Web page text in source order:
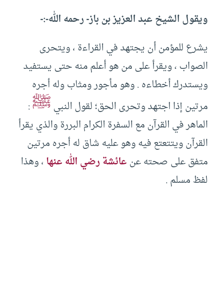
ويقول الشيخ عبد العزيز بن باز- رحمه الله-:-
يشرع للمؤمن أن يجتهد في القراءة ، ويتحرى
الصواب ، ويقرأ على من هو أعلم منه حتى يستفيد
ويستدرك أخطاءه . وهو مأجور ومثاب وله أجره
مرتين إذا اجتهد وتحرى الحق؛ لقول النبيﷺ:
الماهر في القرآن مع السفرة الكرام البررة والذي يقرأ
القرآن ويتتعتع فيه وهو عليه شاق له أجره مرتين
متفق على صحته عنعائشة رضي الله عنها، وهذا
لفظ مسلم .